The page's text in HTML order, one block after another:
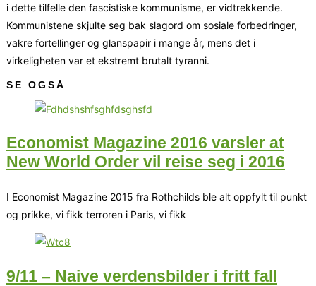
i dette tilfelle den fascistiske kommunisme, er vidtrekkende.
Kommunistene skjulte seg bak slagord om sosiale forbedringer,
vakre fortellinger og glanspapir i mange år, mens det i
virkeligheten var et ekstremt brutalt tyranni.
SE OGSÅ
Economist Magazine 2016 varsler at
New World Order vil reise seg i 2016
I Economist Magazine 2015 fra Rothchilds ble alt oppfylt til punkt
og prikke, vi fikk terroren i Paris, vi fikk
9/11 – Naive verdensbilder i fritt fall